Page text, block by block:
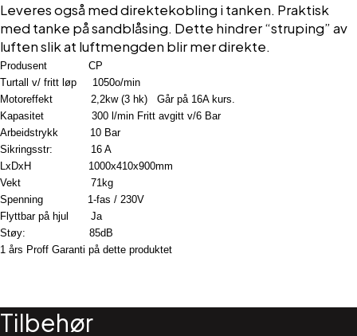
Leveres også med direktekobling i tanken. Praktisk
med tanke på sandblåsing. Dette hindrer “struping” av
luften slik at luftmengden blir mer direkte.
Produsent CP
Turtall v/ fritt løp 1050o/min
Motoreffekt 2,2kw (3 hk) Går på 16A kurs.
Kapasitet 300 l/min Fritt avgitt v/6 Bar
Arbeidstrykk 10 Bar
Sikringsstr: 16 A
LxDxH 1000x410x900mm
Vekt 71kg
Spenning 1-fas / 230V
Flyttbar på hjul Ja
Støy: 85dB
1 års Proff Garanti på dette produktet
Tilbehør